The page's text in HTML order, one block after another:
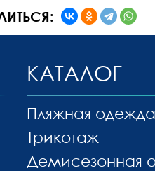
КАТАЛОГ
Пляжная одежда
Трикотаж
Демисезонная